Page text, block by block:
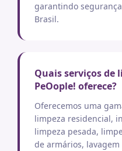
garantindo
Brasil.
Quais serviços de
PeOople! oferece?
Oferecemos uma
limpeza residencial,
limpeza pesada,
de armários,